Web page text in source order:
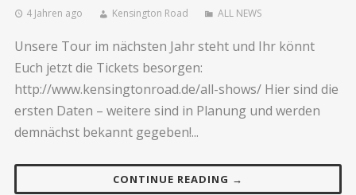
4 Jahren ago Kensington Road ALL NEWS
Unsere Tour im nächsten Jahr steht und Ihr könnt
Euch jetzt die Tickets besorgen:
http://www.kensingtonroad.de/all-shows/ Hier sind die
ersten Daten – weitere sind in Planung und werden
demnächst bekannt gegeben!...
CONTINUE READING →